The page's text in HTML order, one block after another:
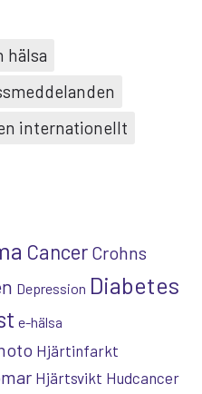
hälsa
internationellt
Cancer Crohns
Depression Diabetes
e-hälsa
Hjärtinfarkt
Hjärtsvikt Hudcancer